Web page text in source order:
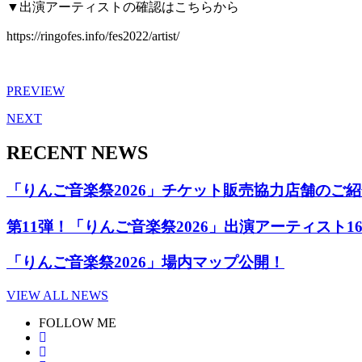
▼出演アーティストの確認はこちらから
https://ringofes.info/fes2022/artist/
PREVIEW
NEXT
RECENT NEWS
「りんご音楽祭2026」チケット販売協力店舗のご
第11弾！「りんご音楽祭2026」出演アーティスト
「りんご音楽祭2026」場内マップ公開！
VIEW ALL NEWS
FOLLOW ME